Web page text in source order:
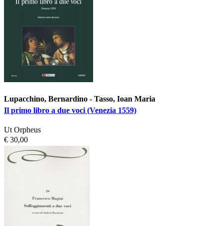
Lupacchino, Bernardino - Tasso, Ioan Maria
Il primo libro a due voci (Venezia 1559)
Ut Orpheus
€ 30,00